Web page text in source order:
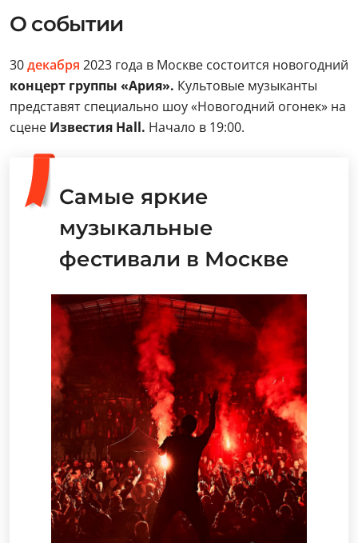
О событии
30декабря 2023 года в Москве состоится новогодний
концерт группы «Ария». Культовые музыканты
представят специально шоу «Новогодний огонек» на
сцене Известия Hall. Начало в 19:00.
Самые яркие
музыкальные
фестивали в Москве